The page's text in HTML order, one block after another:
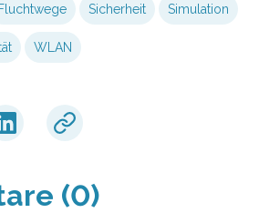
Fluchtwege Sicherheit Simulation
WLAN
(0)